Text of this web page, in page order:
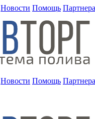
Новости Помощь
Новости Помощь